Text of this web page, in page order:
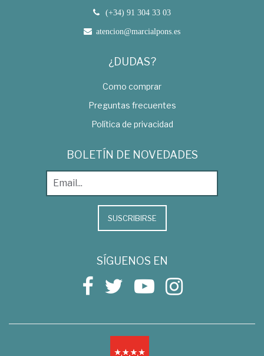
(+34) 91 304 33 03
atencion@marcialpons.es
¿DUDAS?
Como comprar
Preguntas frecuentes
Política de privacidad
BOLETÍN DE NOVEDADES
SUSCRIBIRSE
SÍGUENOS EN